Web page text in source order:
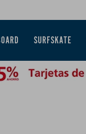
SURFSKATE